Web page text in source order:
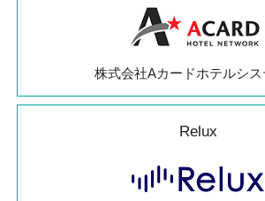
株式会社Aカードホテルシス
Relux